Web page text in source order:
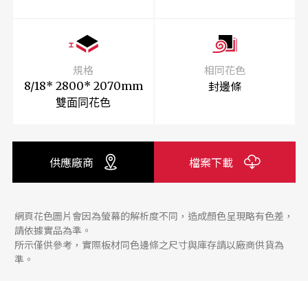
規格
8/18* 2800* 2070mm
雙面同花色
相同花色
封邊條
供應廠商 檔案下載
網頁花色圖片會因為螢幕的解析度不同，造成顏色呈現略有色差，
請依據實品為準。
所示僅供參考，實際板材同色邊條之尺寸與庫存請以廠商供貨為
準。